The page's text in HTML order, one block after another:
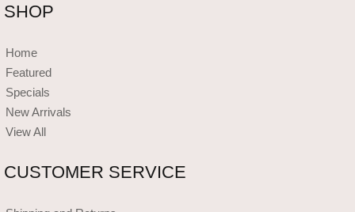
SHOP
Home
Featured
Specials
New Arrivals
View All
CUSTOMER SERVICE